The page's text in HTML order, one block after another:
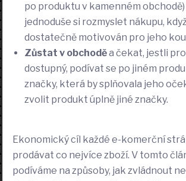
po produktu v kamenném
jednoduše si rozmyslet nákupu,
dostatečně motivován pro jeho
Zůstat v obchoděa čekat, jestli
dostupný, podívat se po jiném
značky, která by splňovala jeho
zvolit produkt úplně jiné značky.
Ekonomický cíl každé e-komerční
prodávat co nejvíce zboží. V tomto
podíváme na způsoby, jak zvládnout